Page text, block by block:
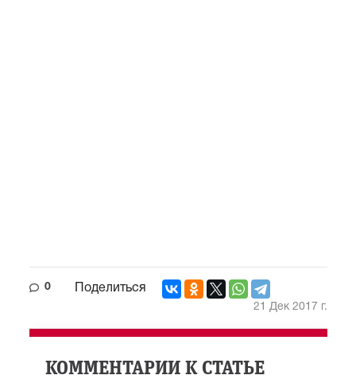
0 Поделиться
21 Дек 2017 г.
КОММЕНТАРИИ К СТАТЬЕ